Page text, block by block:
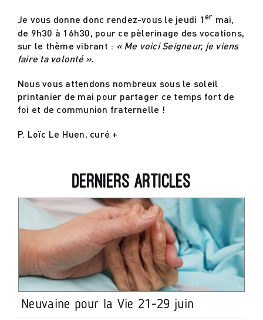
Je vous donne donc rendez-vous le jeudi 1er mai,
de 9h30 à 16h30, pour ce pèlerinage des vocations,
sur le thème vibrant : « Me voici Seigneur, je viens
faire ta volonté ».
Nous vous attendons nombreux sous le soleil
printanier de mai pour partager ce temps fort de
foi et de communion fraternelle !
P. Loïc Le Huen, curé +
Derniers articles
Neuvaine pour la Vie 21-29 juin